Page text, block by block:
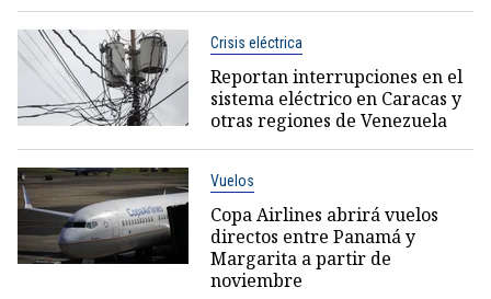
Crisis eléctrica
Reportan interrupciones en el
sistema eléctrico en Caracas y
otras regiones de Venezuela
Vuelos
Copa Airlines abrirá vuelos
directos entre Panamá y
Margarita a partir de
noviembre